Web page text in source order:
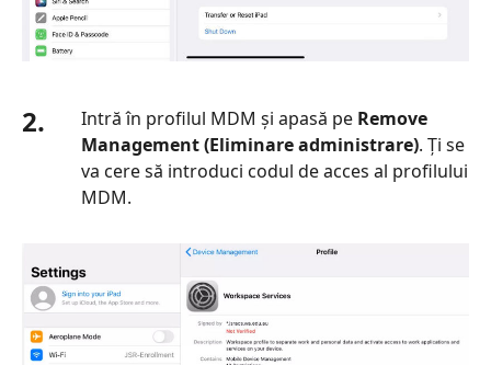
2. Intră în profilul MDM și apasă pe Remove
Management (Eliminare administrare). Ți se
va cere să introduci codul de acces al profilului
MDM.